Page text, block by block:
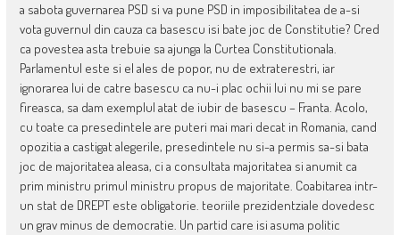
a sabota guvernarea PSD si va pune PSD in imposibilitatea de a-si
vota guvernul din cauza ca basescu isi bate joc de Constitutie? Cred
ca povestea asta trebuie sa ajunga la Curtea Constitutionala.
Parlamentul este si el ales de popor, nu de extraterestri, iar
ignorarea lui de catre basescu ca nu-i plac ochii lui nu mi se pare
fireasca, sa dam exemplul atat de iubir de basescu – Franta. Acolo,
cu toate ca presedintele are puteri mai mari decat in Romania, cand
opozitia a castigat alegerile, presedintele nu si-a permis sa-si bata
joc de majoritatea aleasa, ci a consultata majoritatea si anumit ca
prim ministru primul ministru propus de majoritate. Coabitarea intr-
un stat de DREPT este obligatorie. teoriile prezidentziale dovedesc
un grav minus de democratie. Un partid care isi asuma politic